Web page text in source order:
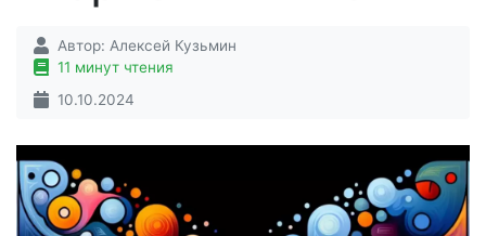
Автор: Алексей Кузьмин
11 минут чтения
10.10.2024